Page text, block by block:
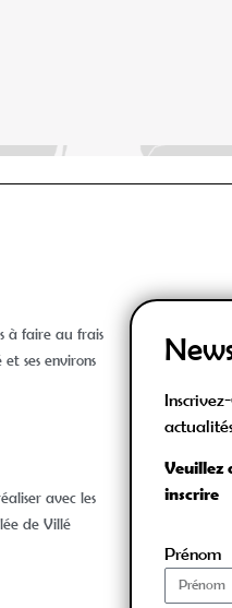
à faire au frais
ses environs
avec les
de Villé
Veuillez
inscrire
Prénom